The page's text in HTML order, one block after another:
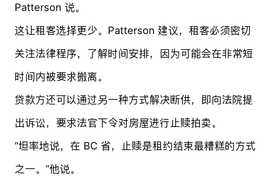
Patterson 说。
这让租客选择更少。Patterson 建议，租客必须密切
关注法律程序，了解时间安排，因为可能会在非常短
时间内被要求搬离。
贷款方还可以通过另一种方式解决断供，即向法院提
出诉讼，要求法官下令对房屋进行止赎拍卖。
“坦率地说，在 BC 省，止赎是租约结束最糟糕的方式
之一。”他说。